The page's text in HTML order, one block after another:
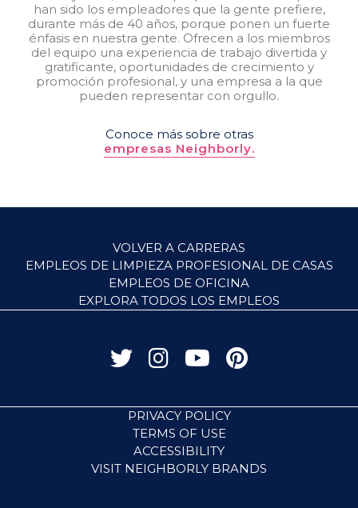
han sido los empleadores que la gente prefiere,
durante más de 40 años, porque ponen un fuerte
énfasis en nuestra gente. Ofrecen a los miembros
del equipo una experiencia de trabajo divertida y
gratificante, oportunidades de crecimiento y
promoción profesional, y una empresa a la que
pueden representar con orgullo.
Conoce más sobre otras
empresas Neighborly.
VOLVER A CARRERAS
EMPLEOS DE LIMPIEZA PROFESIONAL DE CASAS
EMPLEOS DE OFICINA
EXPLORA TODOS LOS EMPLEOS
PRIVACY POLICY
TERMS OF USE
ACCESSIBILITY
VISIT NEIGHBORLY BRANDS